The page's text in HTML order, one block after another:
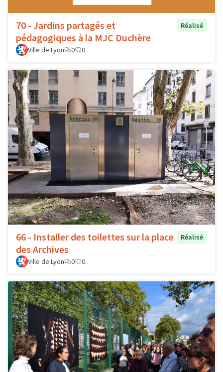
70 - Jardins partagés et
pédagogiques à la MJC Duchère
Réalisé
Ville de Lyon 0 0
66 - Installer des toilettes sur la place
des Archives
Réalisé
Ville de Lyon 0 0